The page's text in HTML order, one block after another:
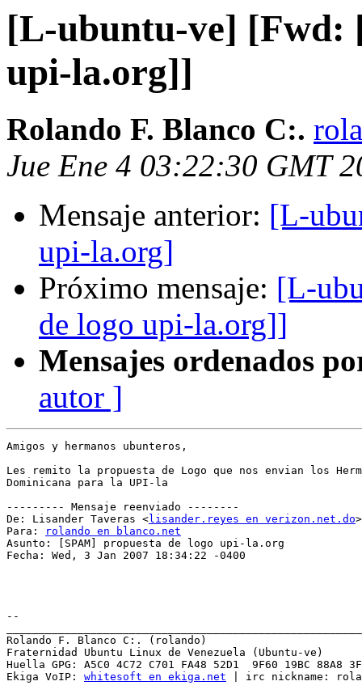
[L-ubuntu-ve] [Fwd:
upi-la.org]]
Rolando F. Blanco C:.
Jue Ene 4 03:22:30 GMT
Mensaje anterior: [L-
upi-la.org]
Próximo mensaje: [L-
de logo upi-la.org]]
Mensajes ordenados
autor ]
Amigos y hermanos ubunteros,
Les remito la propuesta de Logo que nos envian los
Dominicana para la UPI-la
--------- Mensaje reenviado --------
De: Lisander Taveras <lisander.reyes en verizon.net.do>
Para:
rolando en blanco.net
Asunto: [SPAM] propuesta de logo upi-la.org
Fecha: Wed, 3 Jan 2007 18:34:22 -0400
--
Rolando F. Blanco C:. (rolando)
Fraternidad Ubuntu Linux de Venezuela (Ubuntu-ve)
Huella GPG: A5C0 4C72 C701 FA48 52D1  9F60 19BC 88A8
Ekiga VoIP: whitesoft en ekiga.net | irc nickname: